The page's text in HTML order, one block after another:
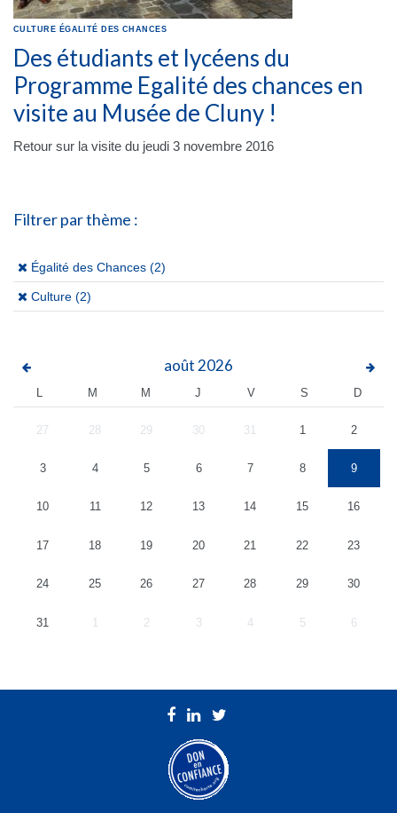
CULTURE ÉGALITÉ DES CHANCES
Des étudiants et lycéens du
Programme Egalité des chances en
visite au Musée de Cluny !
Retour sur la visite du jeudi 3 novembre 2016
Filtrer par thème :
(x)
Égalité des Chances (2)
(x)
Culture (2)
août 2026
L M M J V S D
27 28 29 30 31 1 2
3 4 5 6 7 8 9
10 11 12 13 14 15 16
17 18 19 20 21 22 23
24 25 26 27 28 29 30
31 1 2 3 4 5 6